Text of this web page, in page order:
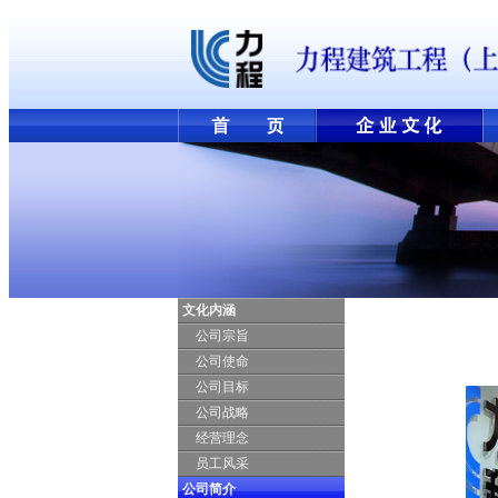
文化内涵
公司宗旨
公司使命
公司目标
公司战略
经营理念
员工风采
公司简介